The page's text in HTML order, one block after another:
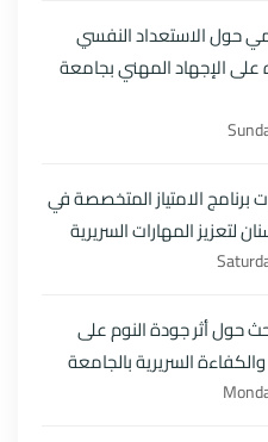
حول الاستعداد النفسي
على الإجهاد المهني بجامعة
برنامج الامتياز المتخصصة في
لتعزيز المهارات السريرية
حول أثر جودة النوم على
السريرية بالجامعة